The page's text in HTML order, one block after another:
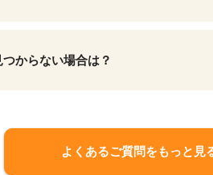
からない場合は？
よくあるご質問をもっと見